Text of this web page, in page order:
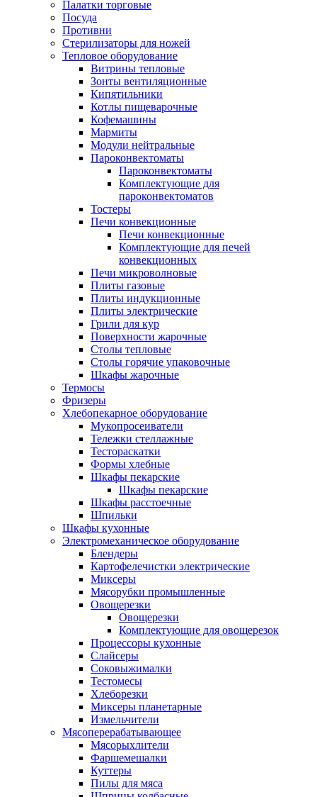
Палатки торговые
Посуда
Противни
Стерилизаторы для ножей
Тепловое оборудование
Витрины тепловые
Зонты вентиляционные
Кипятильники
Котлы пищеварочные
Кофемашины
Мармиты
Модули нейтральные
Пароконвектоматы
Пароконвектоматы
Комплектующие для
пароконвектоматов
Тостеры
Печи конвекционные
Печи конвекционные
Комплектующие для печей
конвекционных
Печи микроволновые
Плиты газовые
Плиты индукционные
Плиты электрические
Грили для кур
Поверхности жарочные
Столы тепловые
Столы горячие упаковочные
Шкафы жарочные
Термосы
Фризеры
Хлебопекарное оборудование
Мукопросеиватели
Тележки стеллажные
Тестораскатки
Формы хлебные
Шкафы пекарские
Шкафы пекарские
Шкафы расстоечные
Шпильки
Шкафы кухонные
Электромеханическое оборудование
Блендеры
Картофелечистки электрические
Миксеры
Мясорубки промышленные
Овощерезки
Овощерезки
Комплектующие для овощерезок
Процессоры кухонные
Слайсеры
Соковыжималки
Тестомесы
Хлеборезки
Миксеры планетарные
Измельчители
Мясоперерабатывающее
Мясорыхлители
Фаршемешалки
Куттеры
Пилы для мяса